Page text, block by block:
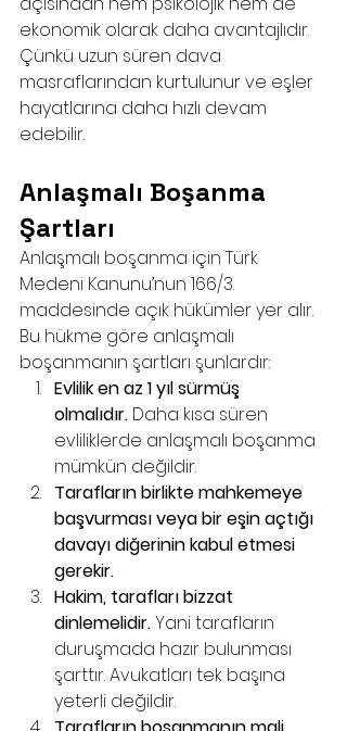
ekonomik olarak daha avantajlıdır.
Çünkü uzun süren dava
masraflarından kurtulunur ve eşler
hayatlarına daha hızlı devam
edebilir.
Anlaşmalı Boşanma
Şartları
Anlaşmalı boşanma için Türk
Medeni Kanunu’nun 166/3.
maddesinde açık hükümler yer alır.
Bu hükme göre anlaşmalı
boşanmanın şartları şunlardır:
Evlilik en az 1 yıl sürmüş
olmalıdır. Daha kısa süren
evliliklerde anlaşmalı boşanma
mümkün değildir.
Tarafların birlikte mahkemeye
başvurması veya bir eşin açtığı
davayı diğerinin kabul etmesi
gerekir.
Hakim, tarafları bizzat
dinlemelidir. Yani tarafların
duruşmada hazır bulunması
şarttır. Avukatları tek başına
yeterli değildir.